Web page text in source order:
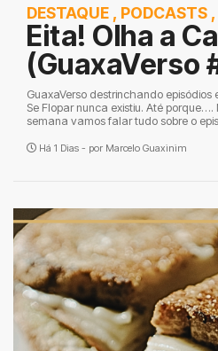
DESTAQUE , PODCASTS ,
Eita! Olha a
(GuaxaVerso
GuaxaVerso destrinchando episódios
Se Flopar nunca existiu. Até porque….
semana vamos falar tudo sobre o
Há 1 Dias - por Marcelo Guaxinim